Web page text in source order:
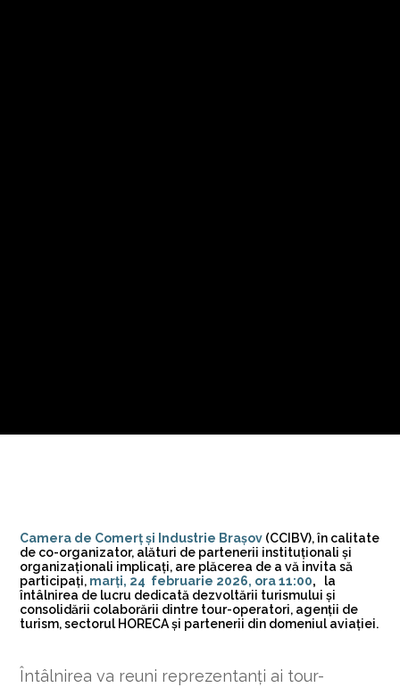
Camera de Comerț și Industrie Brașov (CCIBV), în calitate
de co-organizator, alături de partenerii instituționali și
organizaționali implicați, are plăcerea de a vă invita să
participați, marți, 24 februarie 2026, ora 11:00,
la
întâlnirea de lucru dedicată dezvoltării turismului și
consolidării colaborării dintre tour-operatori, agenții de
turism, sectorul HORECA și partenerii din domeniul aviației.
Întâlnirea va reuni reprezentanți ai tour-